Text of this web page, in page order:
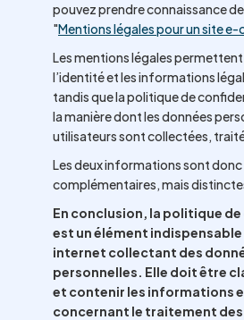
pouvez prendre connaissance
"Mentions légales pour un site
Les mentions légales
l’identité et les informations
tandis que la politique de
la manière dont les données
utilisateurs sont collectées,
Les deux informations sont donc
complémentaires, mais
En conclusion, la politique
est un élément
internet collectant des
personnelles. Elle doit être
et contenir les informations
concernant le traitement